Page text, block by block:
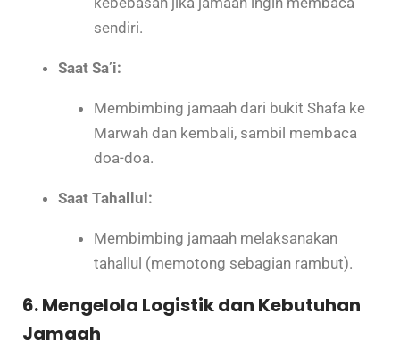
sendiri.
Saat Sa’i:
Membimbing jamaah dari bukit Shafa ke
Marwah dan kembali, sambil membaca
doa-doa.
Saat Tahallul:
Membimbing jamaah melaksanakan
tahallul (memotong sebagian rambut).
6. Mengelola Logistik dan Kebutuhan
Jamaah